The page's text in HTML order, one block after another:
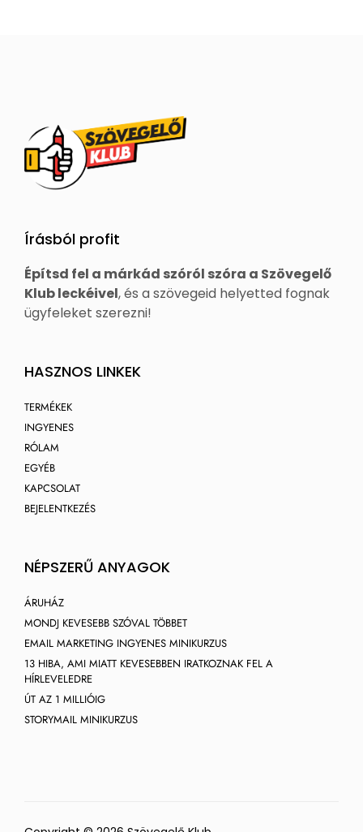
Írásból profit
Építsd fel a márkád szóról szóra a Szövegelő
Klub leckéivel, és a szövegeid helyetted fognak
ügyfeleket szerezni!
HASZNOS LINKEK
TERMÉKEK
INGYENES
RÓLAM
EGYÉB
KAPCSOLAT
BEJELENTKEZÉS
NÉPSZERŰ ANYAGOK
ÁRUHÁZ
MONDJ KEVESEBB SZÓVAL TÖBBET
EMAIL MARKETING INGYENES MINIKURZUS
13 HIBA, AMI MIATT KEVESEBBEN IRATKOZNAK FEL A
HÍRLEVELEDRE
ÚT AZ 1 MILLIÓIG
STORYMAIL MINIKURZUS